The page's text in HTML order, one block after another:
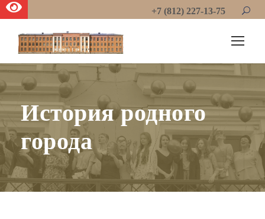
+7 (812) 227-13-75
История родного
города